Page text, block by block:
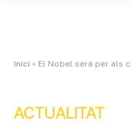
Inici » El Nobel serà per als
ACTUALITAT